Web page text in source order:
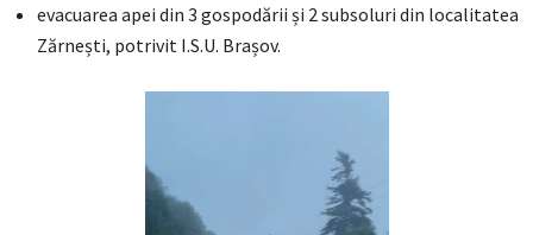
evacuarea apei din 3 gospodării și 2 subsoluri din localitatea
Zărnești, potrivit I.S.U. Brașov.